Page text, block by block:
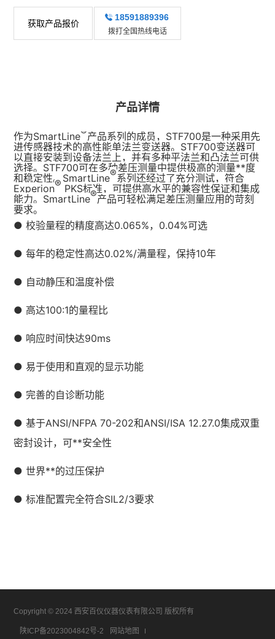
获取产品报价
18591889396
拨打全国热线电话
产品详情
作为SmartLine®产品系列的成员，STF700是一种采用先
进传感器技术的高性能单法兰变送器。STF700变送器可
以直接安装到设备法兰上，并有多种平法兰和凸法兰可供
选择。STF700可在多种差压测量中提供极高的测量**度
和稳定性。SmartLine®系列还经过了充分测试，符合
Experion® PKS标准，可提供高水平的兼容性保证和集成
能力。SmartLine®产品可轻松满足差压测量应用的苛刻
要求。
● 校验量程的精度高达0.065%，0.04%可选
● 每年的稳定性高达0.02%/满量程，保持10年
● 自动静压和温度补偿
● 高达100:1的量程比
● 响应时间快达90ms
● 易于使用和直观的显示功能
● 完善的自诊断功能
● 基于ANSI/NFPA 70-202和ANSI/ISA 12.27.0集成双重
密封设计，可**安全性
● 世界**的过压保护
● 标准配置完全符合SIL2/3要求
Copyright © 2024 西安百仪仪器仪表有限公司 版权所有
陕ICP备2023004842号-2 网站地图